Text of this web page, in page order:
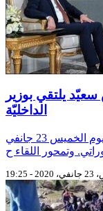
يلتقي بوزير
الداخليّة
زووم- استقبل رئيس الجمهورية قيس سعيّد اليوم الخميس 23 جانفي